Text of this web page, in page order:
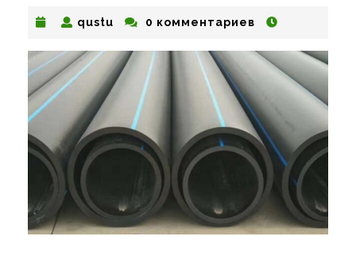
qustu qustu0 комментариев